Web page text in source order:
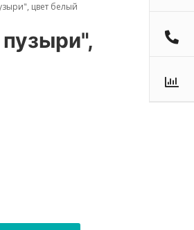
цвет белый